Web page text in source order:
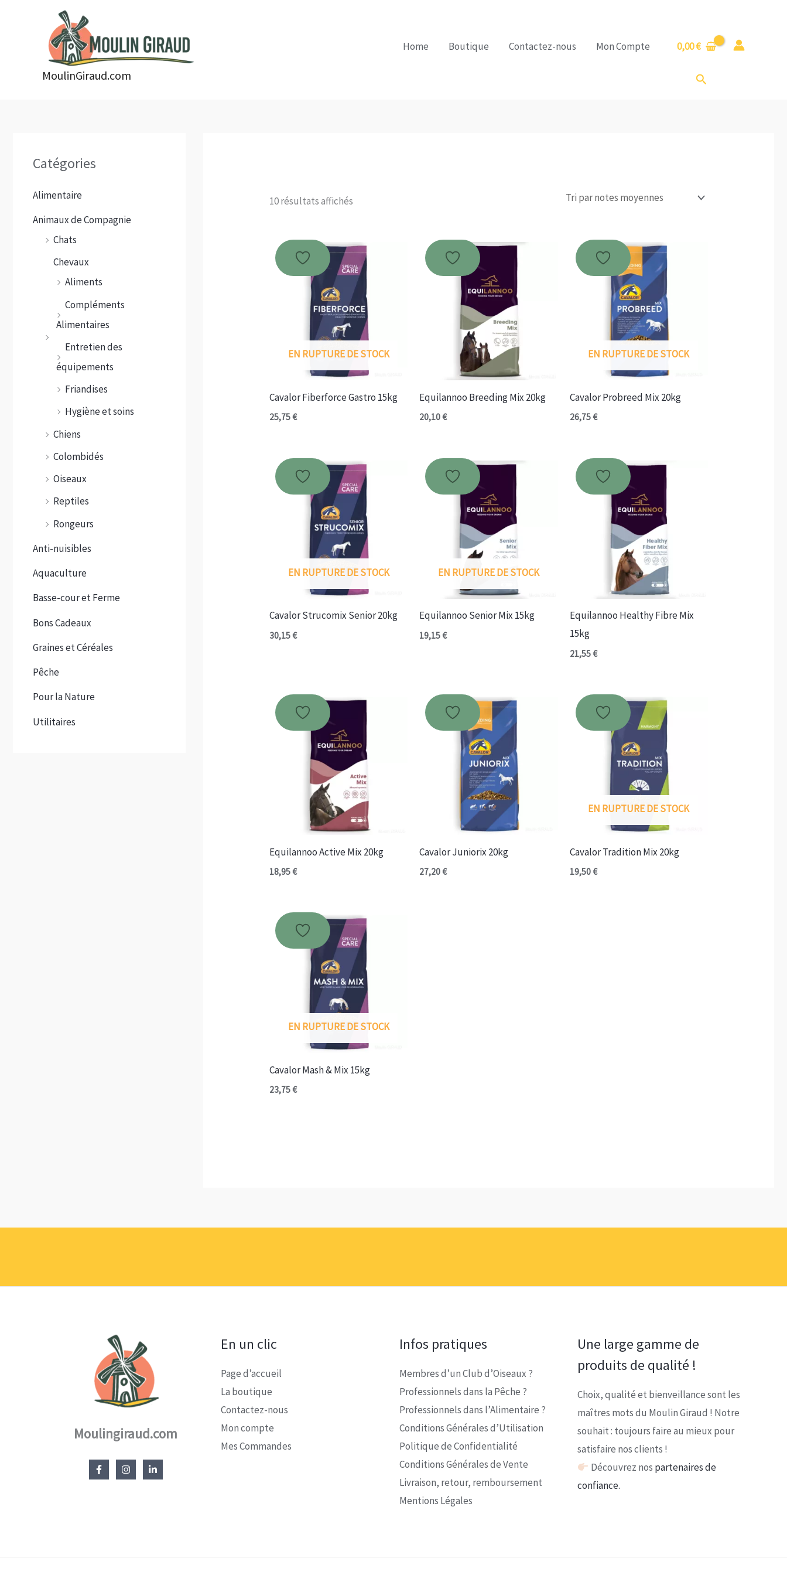
MoulinGiraud.com
Home Boutique Contactez-nous Mon Compte 0,00€
Rechercher
Catégories
Alimentaire
Animaux de Compagnie
Chats
Chevaux
Aliments
Compléments
Alimentaires
Entretien des
équipements
Friandises
Hygiène et soins
Chiens
Colombidés
Oiseaux
Reptiles
Rongeurs
Anti-nuisibles
Aquaculture
Basse-cour et Ferme
Bons Cadeaux
Graines et Céréales
Pêche
Pour la Nature
Utilitaires
10 résultats affichés
EN RUPTURE DE STOCK
Cavalor Fiberforce Gastro 15kg
25,75€
Equilannoo Breeding Mix 20kg
20,10€
EN RUPTURE DE STOCK
Cavalor Probreed Mix 20kg
26,75€
EN RUPTURE DE STOCK
Cavalor Strucomix Senior 20kg
30,15€
EN RUPTURE DE STOCK
Equilannoo Senior Mix 15kg
19,15€
Equilannoo Healthy Fibre Mix
15kg
21,55€
Equilannoo Active Mix 20kg
18,95€
Cavalor Juniorix 20kg
27,20€
EN RUPTURE DE STOCK
Cavalor Tradition Mix 20kg
19,50€
EN RUPTURE DE STOCK
Cavalor Mash & Mix 15kg
23,75€
Moulingiraud.com
En un clic
Page d’accueil
La boutique
Contactez-nous
Mon compte
Mes Commandes
Infos pratiques
Membres d’un Club d’Oiseaux ?
Professionnels dans la Pêche ?
Professionnels dans l’Alimentaire ?
Conditions Générales d’Utilisation
Politique de Confidentialité
Conditions Générales de Vente
Livraison, retour, remboursement
Mentions Légales
Une large gamme de
produits de qualité !
Choix, qualité et bienveillance sont les
maîtres mots du Moulin Giraud ! Notre
souhait : toujours faire au mieux pour
satisfaire nos clients !
Découvrez nos partenaires de
confiance.